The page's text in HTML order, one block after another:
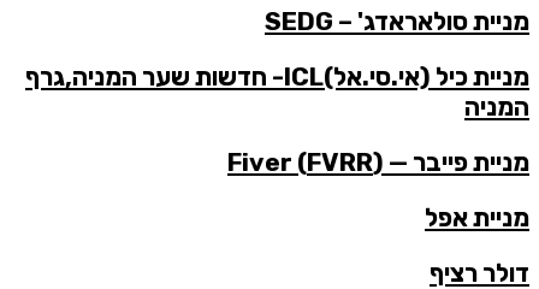
מניית סולאראדג' – SEDG
מניית כיל (אי.סי.אל)ICL- חדשות שער המניה,גרף
המניה
מניית פייבר — (FVRR) Fiver
מניית אפל
דולר רציף